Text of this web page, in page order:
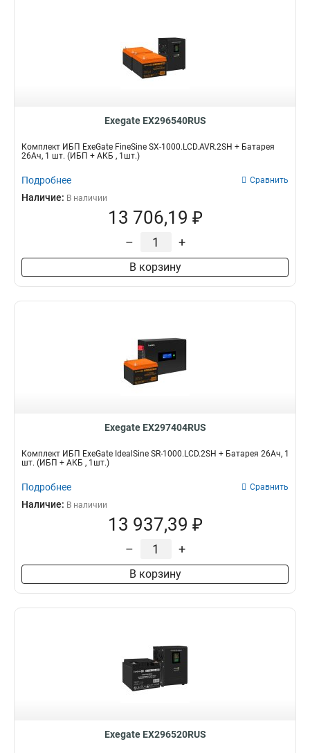
Exegate EX296540RUS
Комплект ИБП ExeGate FineSine SX-1000.LCD.AVR.2SH + Батарея
26Aч, 1 шт. (ИБП + АКБ , 1шт.)
Подробнее Сравнить
Наличие: В наличии
13 706,19 ₽
– +
В корзину
Exegate EX297404RUS
Комплект ИБП ExeGate IdealSine SR-1000.LCD.2SH + Батарея 26Aч, 1
шт. (ИБП + АКБ , 1шт.)
Подробнее Сравнить
Наличие: В наличии
13 937,39 ₽
– +
В корзину
Exegate EX296520RUS